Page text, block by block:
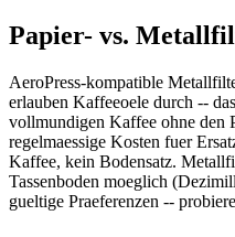
Papier- vs.
AeroPress-kompatible
erlauben Kaffeeoele durch --
vollmundigen Kaffee ohne den
regelmaessige Kosten fuer
Kaffee, kein Bodensatz.
Tassenboden moeglich
gueltige Praeferenzen --